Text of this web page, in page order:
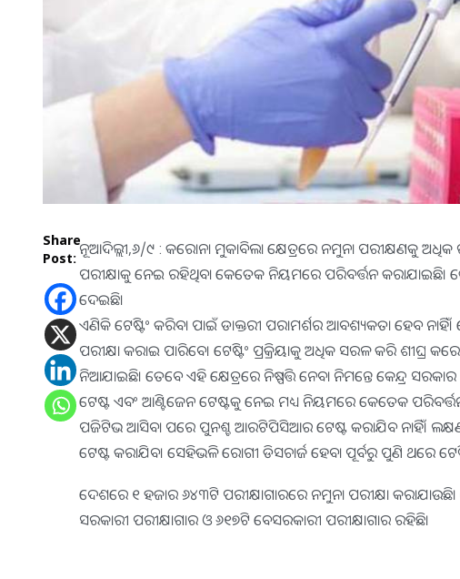
Share
Post:
ନୂଆଦିଲ୍ଲୀ,୬/୯ : କରୋନା ମୁକାବିଲା କ୍ଷେତ୍ରରେ ନମୁନା ପରୀକ୍ଷଣକୁ
ପରୀକ୍ଷାକୁ ନେଇ ରହିଥିବା କେତେକ ନିୟମରେ ପରିବର୍ତ୍ତନ କରାଯାଇଛି।
ଦେଇଛି।
ଏଣିକି ଟେଷ୍ଟିଂ କରିବା ପାଇଁ ଡାକ୍ତରୀ ପରାମର୍ଶର ଆବଶ୍ୟକତା ହେବ
ପରୀକ୍ଷା କରାଇ ପାରିବେ। ଟେଷ୍ଟିଂ ପ୍ରକ୍ରିୟାକୁ ଅଧିକ ସରଳ କରି ଶୀଘ୍ର
ନିଆଯାଇଛି। ତେବେ ଏହି କ୍ଷେତ୍ରରେ ନିଷ୍ପତ୍ତି ନେବା ନିମନ୍ତେ କେନ୍ଦ୍ର
ଟେଷ୍ଟ ଏବଂ ଆଣ୍ଟିଜେନ ଟେଷ୍ଟକୁ ନେଇ ମଧ୍ୟ ନିୟମରେ କେତେକ
ପଜିଟିଭ ଆସିବା ପରେ ପୁନଶ୍ଚ ଆରଟିପିସିଆର ଟେଷ୍ଟ କରାଯିବ ନାହିଁ।
ଟେଷ୍ଟ କରାଯିବ। ସେହିଭଳି ରୋଗୀ ଡିସଚାର୍ଜ ହେବା ପୂର୍ବରୁ ପୁଣି ଥରେ
ଦେଶରେ ୧ ହଜାର ୬୪୩ଟି ପରୀକ୍ଷାଗାରରେ ନମୁନା ପରୀକ୍ଷା
ସରକାରୀ ପରୀକ୍ଷାଗାର ଓ ୬୧୭ଟି ବେସରକାରୀ ପରୀକ୍ଷାଗାର ରହିଛି।